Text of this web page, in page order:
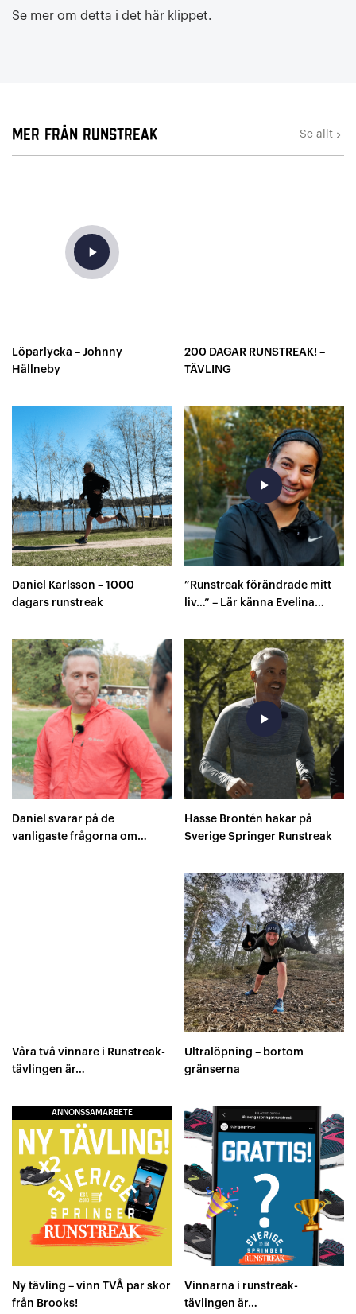
Se mer om detta i det här klippet.
Mer från Runstreak Se allt keyboard_arrow_right
play_arrow
Löparlycka – Johnny
Hällneby
200 DAGAR RUNSTREAK! –
TÄVLING
Daniel Karlsson – 1000
dagars runstreak
play_arrow
”Runstreak förändrade mitt
liv…” – Lär känna Evelina
Daniel svarar på de
vanligaste frågorna om
play_arrow
Hasse Brontén hakar på
Sverige Springer Runstreak
Våra två vinnare i Runstreak-
tävlingen är…
Ultralöpning – bortom
gränserna
ANNONSSAMARBETE
Ny tävling – vinn TVÅ par skor
från Brooks!
Vinnarna i runstreak-
tävlingen är…